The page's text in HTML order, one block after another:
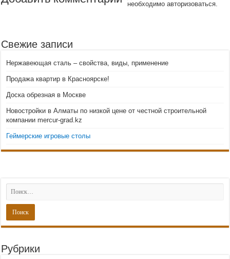
необходимо авторизоваться.
Свежие записи
Нержавеющая сталь – свойства, виды, применение
Продажа квартир в Красноярске!
Доска обрезная в Москве
Новостройки в Алматы по низкой цене от честной строительной
компании mercur-grad.kz
Геймерские игровые столы
Рубрики